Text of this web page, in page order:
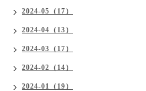
2024-05（17）
2024-04（13）
2024-03（17）
2024-02（14）
2024-01（19）